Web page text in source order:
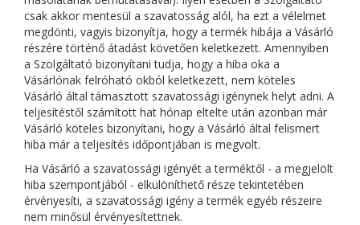
csak akkor mentesül a szavatosság alól, ha ezt a vélelmet
megdönti, vagyis bizonyítja, hogy a termék hibája a Vásárló
részére történő átadást követően keletkezett. Amennyiben
a Szolgáltató bizonyítani tudja, hogy a hiba oka a
Vásárlónak felróható okból keletkezett, nem köteles
Vásárló által támasztott szavatossági igénynek helyt adni. A
teljesítéstől számított hat hónap eltelte után azonban már
Vásárló köteles bizonyítani, hogy a Vásárló által felismert
hiba már a teljesítés időpontjában is megvolt.
Ha Vásárló a szavatossági igényét a terméktől - a megjelölt
hiba szempontjából - elkülöníthető része tekintetében
érvényesíti, a szavatossági igény a termék egyéb részeire
nem minősül érvényesítettnek.